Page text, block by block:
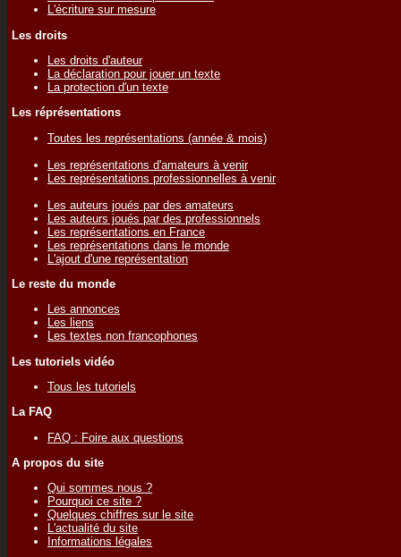
L'écriture sur mesure
Les droits
Les droits d'auteur
La déclaration pour jouer un texte
La protection d'un texte
Les réprésentations
Toutes les représentations (année & mois)
Les représentations d'amateurs à venir
Les représentations professionnelles à venir
Les auteurs joués par des amateurs
Les auteurs joués par des professionnels
Les représentations en France
Les représentations dans le monde
L'ajout d'une représentation
Le reste du monde
Les annonces
Les liens
Les textes non francophones
Les tutoriels vidéo
Tous les tutoriels
La FAQ
FAQ : Foire aux questions
A propos du site
Qui sommes nous ?
Pourquoi ce site ?
Quelques chiffres sur le site
L'actualité du site
Informations légales